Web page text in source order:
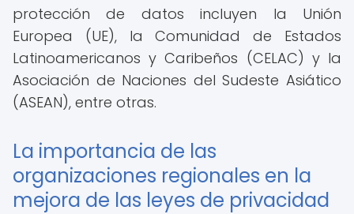
protección de datos incluyen la Unión
Europea (UE), la Comunidad de Estados
Latinoamericanos y Caribeños (CELAC) y la
Asociación de Naciones del Sudeste Asiático
(ASEAN), entre otras.
La importancia de las
organizaciones regionales en la
mejora de las leyes de privacidad